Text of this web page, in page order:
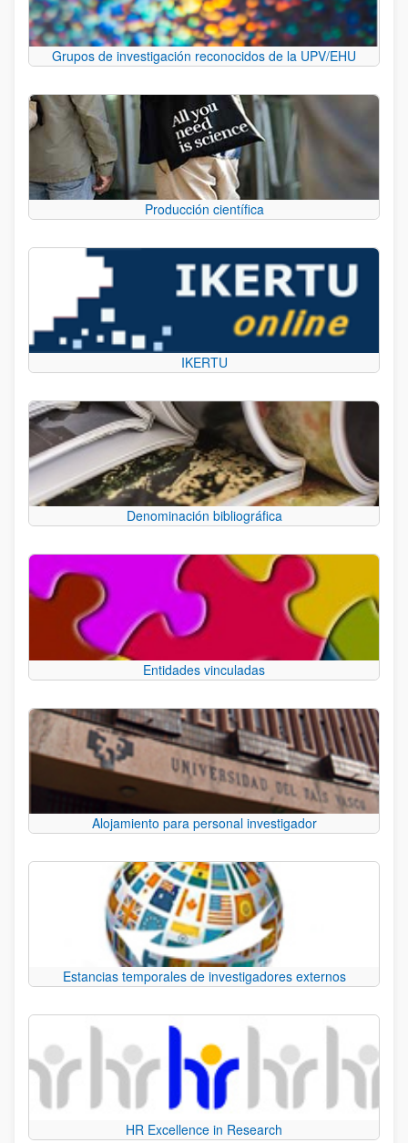
Grupos de investigación reconocidos de la UPV/EHU
Producción científica
IKERTU
Denominación bibliográfica
Entidades vinculadas
Alojamiento para personal investigador
Estancias temporales de investigadores externos
HR Excellence in Research